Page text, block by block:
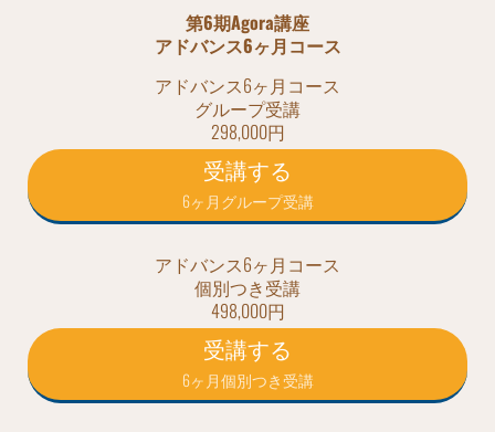
第6期Agora講座
アドバンス6ヶ月コース
アドバンス6ヶ月コース
グループ受講
298,000円
受講する
6ヶ月グループ受講
アドバンス6ヶ月コース
個別つき受講
498,000円
受講する
6ヶ月個別つき受講